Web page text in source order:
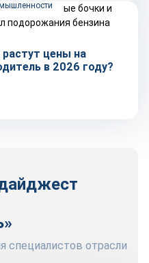
цены на
в 2026 году?
специалистов отрасли